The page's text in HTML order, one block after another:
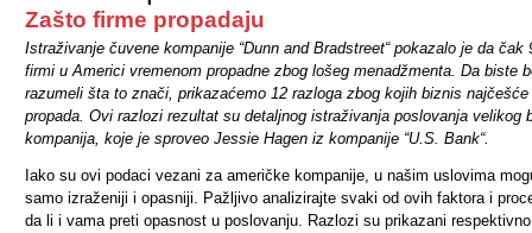
Zašto firme propadaju
Istraživanje čuvene kompanije “Dunn and Bradstreet“ pokazalo je da čak
firmi u Americi vremenom propadne zbog lošeg menadžmenta. Da biste
razumeli šta to znači, prikazaćemo 12 razloga zbog kojih biznis najčešće
propada. Ovi razlozi rezultat su detaljnog istraživanja poslovanja velikog
kompanija, koje je sproveo Jessie Hagen iz kompanije “U.S. Bank“.
Iako su ovi podaci vezani za američke kompanije, u našim uslovima
samo izraženiji i opasniji. Pažljivo analizirajte svaki od ovih faktora i
da li i vama preti opasnost u poslovanju. Razlozi su prikazani